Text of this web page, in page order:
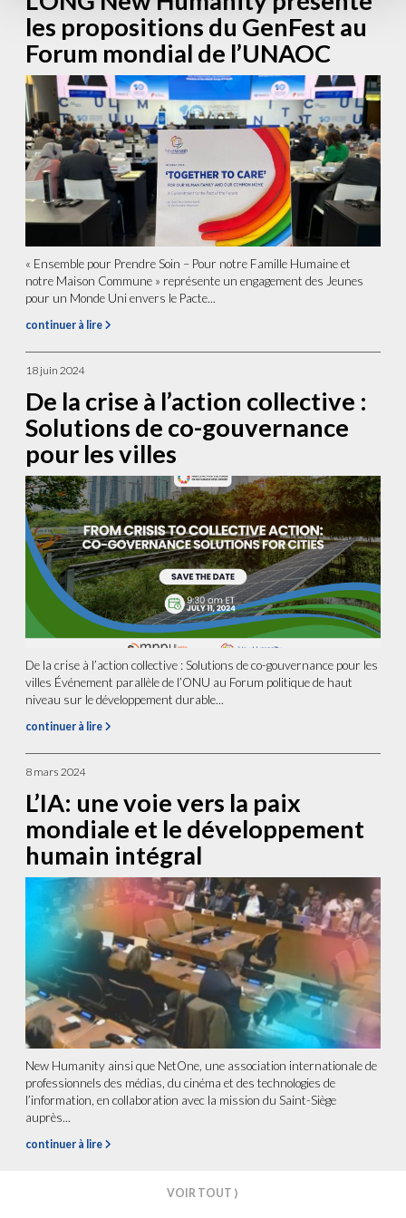
les propositions du GenFest au
Forum mondial de l’UNAOC
« Ensemble pour Prendre Soin – Pour notre Famille Humaine et
notre Maison Commune » représente un engagement des Jeunes
pour un Monde Uni envers le Pacte...
continuer à lire
18 juin 2024
De la crise à l’action collective :
Solutions de co-gouvernance
pour les villes
De la crise à l’action collective : Solutions de co-gouvernance pour les
villes Événement parallèle de l’ONU au Forum politique de haut
niveau sur le développement durable...
continuer à lire
8 mars 2024
L’IA: une voie vers la paix
mondiale et le développement
humain intégral
New Humanity ainsi que NetOne, une association internationale de
professionnels des médias, du cinéma et des technologies de
l’information, en collaboration avec la mission du Saint-Siège
auprès...
continuer à lire
VOIR TOUT ⟩